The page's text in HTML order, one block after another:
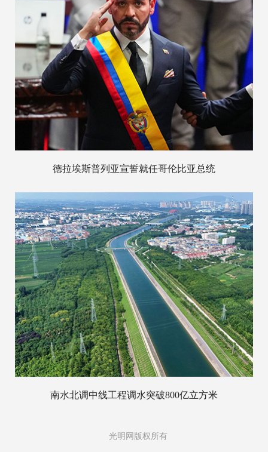
德拉埃斯普列亚宣誓就任哥伦比亚总统
南水北调中线工程调水突破800亿立方米
光明网版权所有